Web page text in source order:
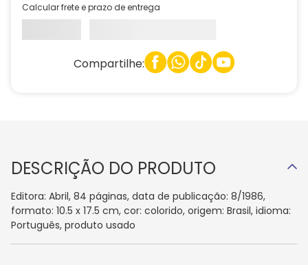
Calcular frete e prazo de entrega
Compartilhe:
DESCRIÇÃO DO PRODUTO
Editora: Abril, 84 páginas, data de publicação: 8/1986,
formato: 10.5 x 17.5 cm, cor: colorido, origem: Brasil, idioma:
Português, produto usado